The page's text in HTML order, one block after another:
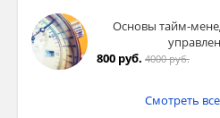
Основы тайм-
800 руб. 4000 руб.
Смотреть